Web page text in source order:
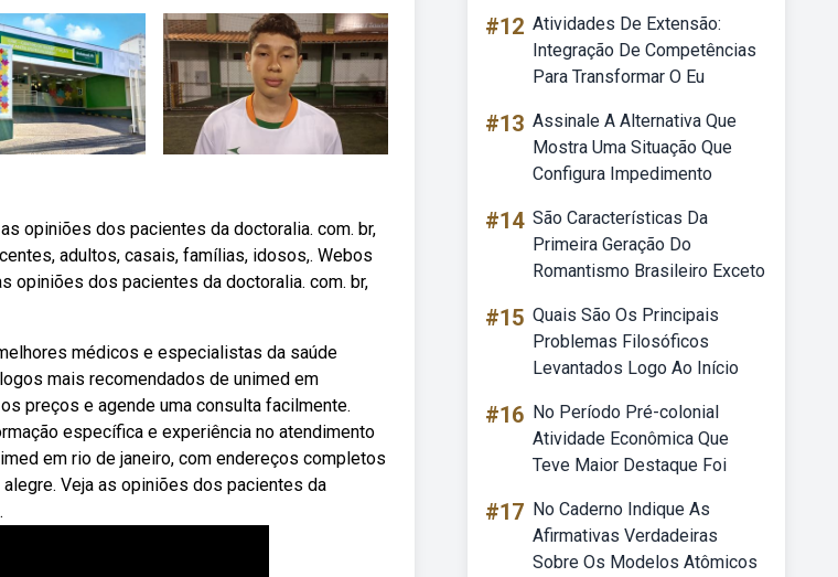
opiniões dos pacientes da doctoralia. com. br,
adultos, casais, famílias, idosos,. Webos
opiniões dos pacientes da doctoralia. com. br,
médicos e especialistas da saúde
mais recomendados de unimed em
preços e agende uma consulta facilmente.
específica e experiência no atendimento
em rio de janeiro, com endereços completos
Veja as opiniões dos pacientes da
#12 Atividades De Extensão:
Integração De Competências
Para Transformar O Eu
#13 Assinale A Alternativa Que
Mostra Uma Situação Que
Configura Impedimento
#14 São Características Da
Primeira Geração Do
Romantismo Brasileiro Exceto
#15 Quais São Os Principais
Problemas Filosóficos
Levantados Logo Ao Início
#16 No Período Pré-colonial
Atividade Econômica Que
Teve Maior Destaque Foi
#17 No Caderno Indique As
Afirmativas Verdadeiras
Sobre Os Modelos Atômicos